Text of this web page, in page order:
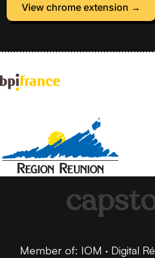
View chrome extension →
Member of: IOM · Digital